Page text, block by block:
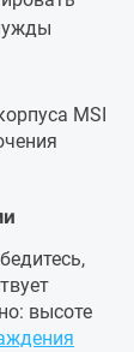
MSI
высоте